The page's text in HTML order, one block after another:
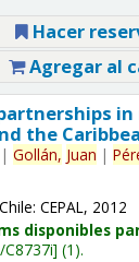
Hacer
Agregar al
the
| Gollán, Juan |
CEPAL, 2012
disponibles
C8737i (1).